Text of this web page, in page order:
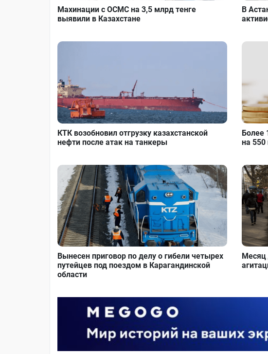
Махинации с ОСМС на 3,5 млрд тенге
выявили в Казахстане
В
КТК возобновил отгрузку казахстанской
нефти после атак на танкеры
Более
на 550
Вынесен приговор по делу о гибели четырех
путейцев под поездом в Карагандинской
области
Месяц